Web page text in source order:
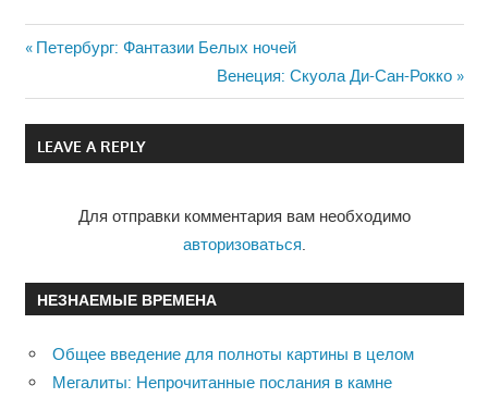
по
записям
Previous
Петербург: Фантазии Белых ночей
Next
Post:
Венеция: Скуола Ди-Сан-Рокко
LEAVE A REPLY
Для отправки комментария вам необходимо
авторизоваться
НЕЗНАЕМЫЕ ВРЕМЕНА
Общее введение для полноты картины в целом
Мегалиты: Непрочитанные послания в камне